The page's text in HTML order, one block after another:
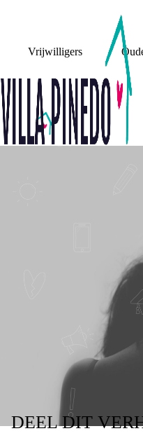
Vrijwilligers
NOOIT
DEELDIT